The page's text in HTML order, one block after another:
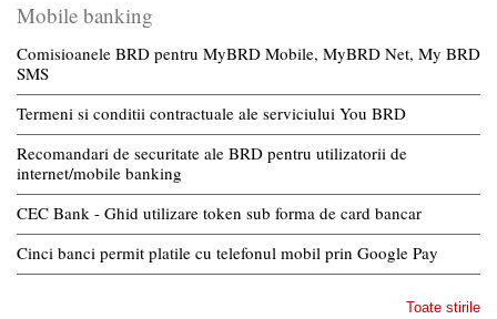
Mobile banking
Comisioanele BRD pentru MyBRD Mobile, MyBRD Net, My BRD
SMS
Termeni si conditii contractuale ale serviciului You BRD
Recomandari de securitate ale BRD pentru utilizatorii de
internet/mobile banking
CEC Bank - Ghid utilizare token sub forma de card bancar
Cinci banci permit platile cu telefonul mobil prin Google Pay
Toate stirile